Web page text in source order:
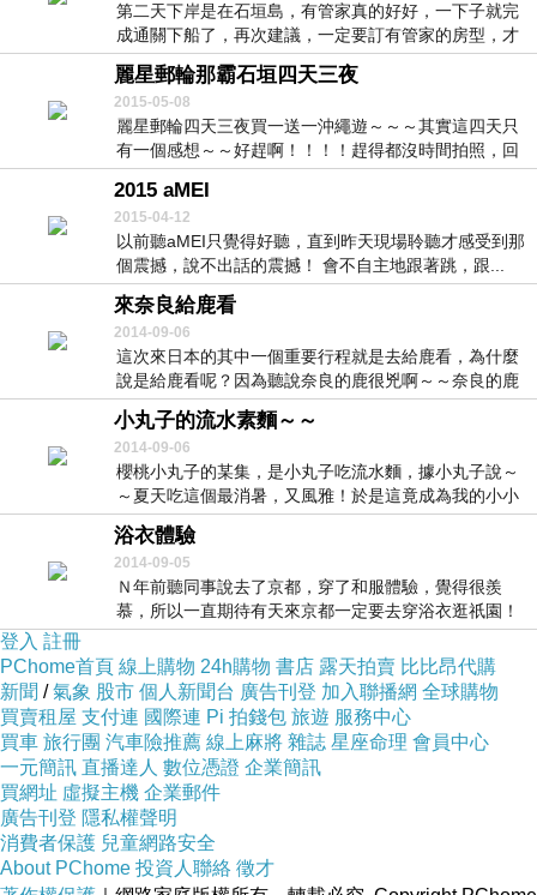
第二天下岸是在石垣島，有管家真的好好，一下子就完
成通關下船了，再次建議，一定要訂有管家的房型，才
不會...
麗星郵輪那霸石垣四天三夜
2015-05-08
麗星郵輪四天三夜買一送一沖繩遊～～～其實這四天只
有一個感想～～好趕啊！！！！趕得都沒時間拍照，回
家整...
2015 aMEI
2015-04-12
以前聽aMEI只覺得好聽，直到昨天現場聆聽才感受到那
個震撼，說不出話的震撼！ 會不自主地跟著跳，跟...
來奈良給鹿看
2014-09-06
這次來日本的其中一個重要行程就是去給鹿看，為什麼
說是給鹿看呢？因為聽說奈良的鹿很兇啊～～奈良的鹿
都好...
小丸子的流水素麵～～
2014-09-06
櫻桃小丸子的某集，是小丸子吃流水麵，據小丸子說～
～夏天吃這個最消暑，又風雅！於是這竟成為我的小小
夢想...
浴衣體驗
2014-09-05
Ｎ年前聽同事說去了京都，穿了和服體驗，覺得很羨
慕，所以一直期待有天來京都一定要去穿浴衣逛祇園！
這是我...
登入 註冊
PChome首頁 線上購物 24h購物 書店 露天拍賣 比比昂代購
新聞 /氣象 股市 個人新聞台 廣告刊登 加入聯播網 全球購物
買賣租屋 支付連 國際連 Pi 拍錢包 旅遊 服務中心
買車 旅行團 汽車險推薦 線上麻將 雜誌 星座命理 會員中心
一元簡訊 直播達人 數位憑證 企業簡訊
買網址 虛擬主機 企業郵件
廣告刊登 隱私權聲明
消費者保護 兒童網路安全
About PChome 投資人聯絡 徵才